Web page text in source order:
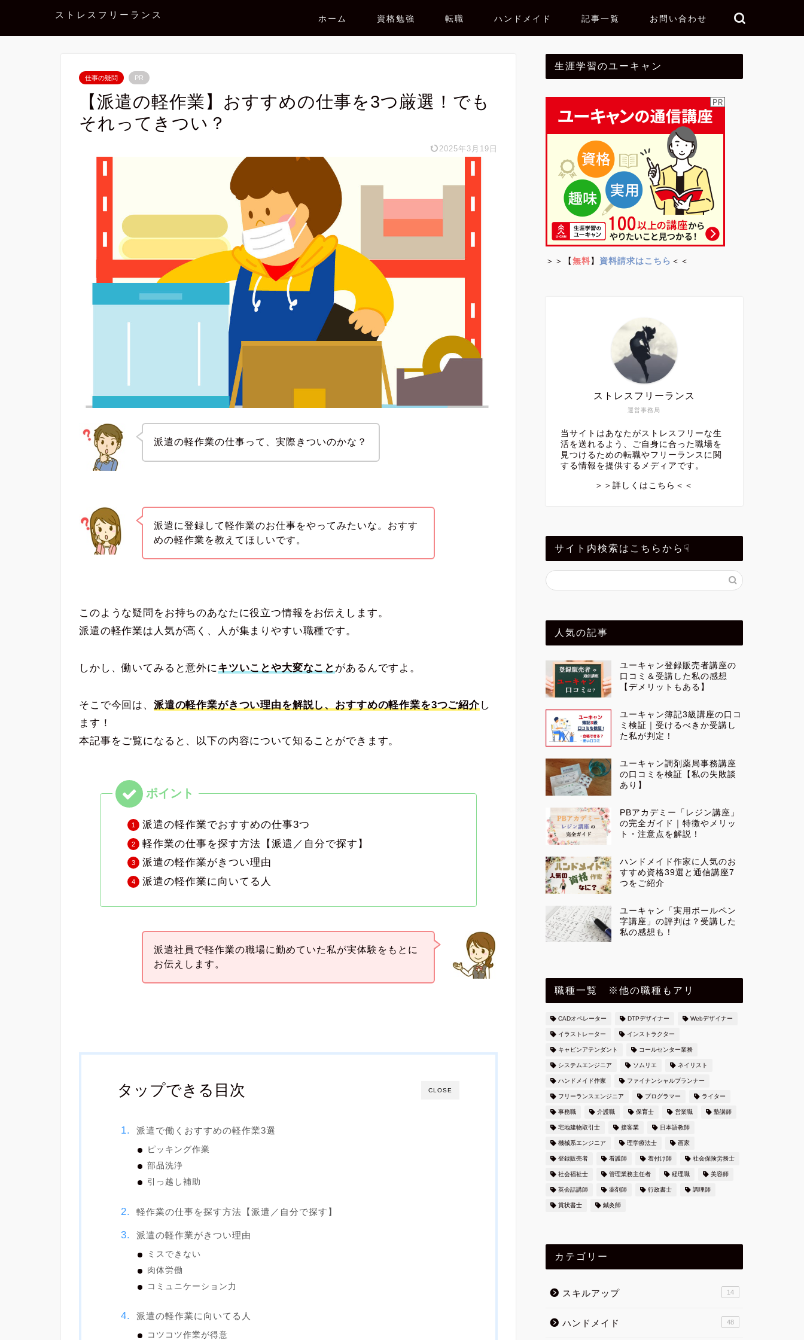
ストレスフリーランス ホーム 資格勉強 転職 ハンドメイド 記事一覧 お問い合わせ
仕事の疑問 PR
【派遣の軽作業】おすすめの仕事を3つ厳選！でも
それってきつい？
2025年3月19日
派遣の軽作業の仕事って、実際きついのかな？
派遣に登録して軽作業のお仕事をやってみたいな。おすす
めの軽作業を教えてほしいです。
このような疑問をお持ちのあなたに役立つ情報をお伝えします。
派遣の軽作業は人気が高く、人が集まりやすい職種です。
しかし、働いてみると意外にキツいことや大変なこと があるんですよ。
そこで今回は、 派遣の軽作業がきつい理由を解説し、おすすめの軽作業を3つご紹介し
ます！
本記事をご覧になると、以下の内容について知ることができます。
派遣の軽作業でおすすめの仕事3つ
軽作業の仕事を探す方法【派遣／自分で探す】
派遣の軽作業がきつい理由
派遣の軽作業に向いてる人
派遣社員で軽作業の職場に勤めていた私が実体験をもとに
お伝えします。
CLOSE
タップできる目次
派遣で働くおすすめの軽作業3選
ピッキング作業
部品洗浄
引っ越し補助
軽作業の仕事を探す方法【派遣／自分で探す】
派遣の軽作業がきつい理由
ミスできない
肉体労働
コミュニケーション力
派遣の軽作業に向いてる人
コツコツ作業が得意
生涯学習のユーキャン
＞＞【 無料 】 資料請求はこちら ＜＜
運営事務局
ストレスフリーランス
当サイトはあなたがストレスフリーな生
活を送れるよう、ご自身に合った職場を
見つけるための転職やフリーランスに関
する情報を提供するメディアです。
＞＞詳しくはこちら＜＜
サイト内検索はこちらから☟
人気の記事
ユーキャン登録販売者講座の
口コミ＆受講した私の感想
【デメリットもある】
ユーキャン簿記3級講座の口コ
ミ検証｜受けるべきか受講し
た私が判定！
ユーキャン調剤薬局事務講座
の口コミを検証【私の失敗談
あり】
PBアカデミー「レジン講座」
の完全ガイド｜特徴やメリッ
ト・注意点を解説！
ハンドメイド作家に人気のお
すすめ資格39選と通信講座7
つをご紹介
ユーキャン「実用ボールペン
字講座」の評判は？受講した
私の感想も！
職種一覧 ※他の職種もアリ
CADオペレーター DTPデザイナー Webデザイナー
イラストレーター インストラクター
キャビンアテンダント コールセンター業務
システムエンジニア ソムリエ ネイリスト
ハンドメイド作家 ファイナンシャルプランナー
フリーランスエンジニア プログラマー ライター
事務職 介護職 保育士 営業職 塾講師
宅地建物取引士 接客業 日本語教師
機械系エンジニア 理学療法士 画家
登録販売者 看護師 着付け師 社会保険労務士
社会福祉士 管理業務主任者 経理職 美容師
英会話講師 薬剤師 行政書士 調理師
賞状書士 鍼灸師
カテゴリー
スキルアップ 14
ハンドメイド 48